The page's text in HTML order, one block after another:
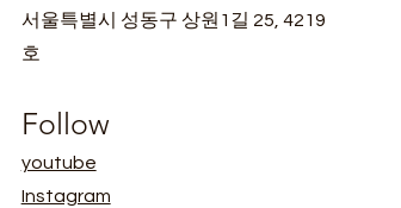
​서울특별시 성동구 상원1길 25, 4219
호
Follow
youtube
Instagram